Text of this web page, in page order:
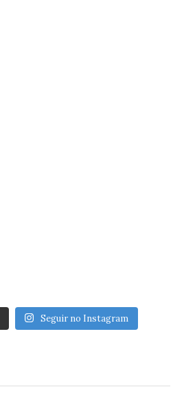
Seguir no Instagram